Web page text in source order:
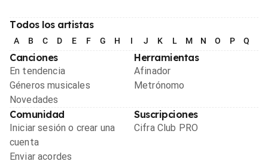
Todos los artistas
A B C D E F G H I J K L M N O P Q
Canciones
En tendencia
Géneros musicales
Novedades
Herramientas
Afinador
Metrónomo
Comunidad
Iniciar sesión o crear una
cuenta
Enviar acordes
Suscripciones
Cifra Club PRO